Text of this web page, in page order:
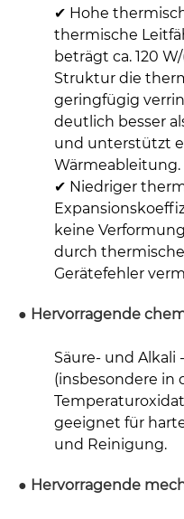
✔ Hohe
thermische
beträgt ca. 120
Struktur die
geringfügig
deutlich besser
und unterstützt
Wärmeableitung.
✔ Niedriger
keine
durch
Gerätefehler
● Hervorragende
Säure- und
(insbesondere in
geeignet für
und Reinigung.
● Hervorragende